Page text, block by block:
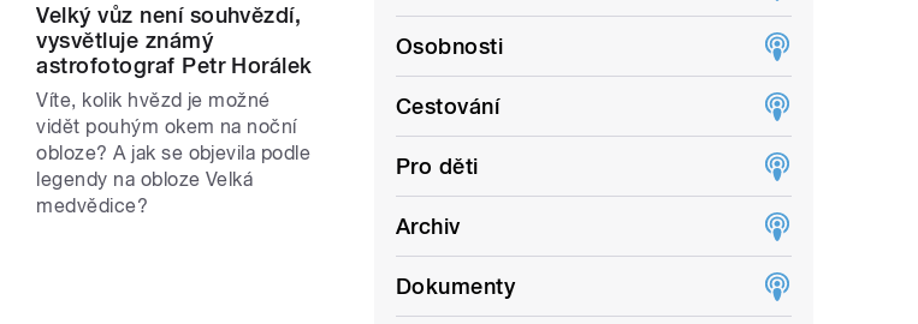
Velký vůz není souhvězdí,
vysvětluje známý
astrofotograf Petr Horálek
Víte, kolik hvězd je možné
vidět pouhým okem na noční
obloze? A jak se objevila podle
legendy na obloze Velká
medvědice?
Osobnosti
Cestování
Pro děti
Archiv
Dokumenty